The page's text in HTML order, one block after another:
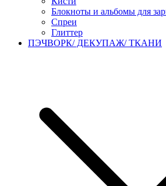
Блокноты и альбомы для
Спреи
Глиттер
ПЭЧВОРК/ ДЕКУПАЖ/ ТКАНИ